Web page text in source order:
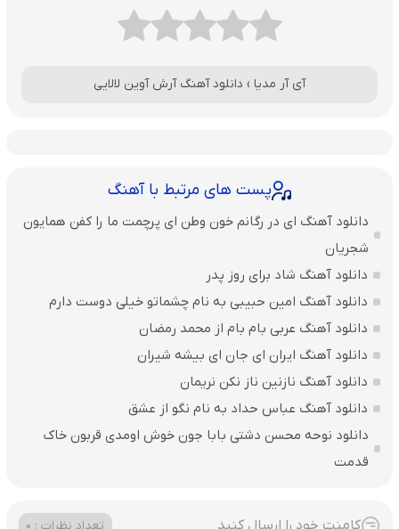
آی آر مدیا › دانلود آهنگ آرش آوین لالایی
پست های مرتبط با آهنگ
دانلود آهنگ ای در رگانم خون وطن ای پرچمت ما را کفن همایون
شجریان
دانلود آهنگ شاد برای روز پدر
دانلود آهنگ امین حبیبی به نام چشماتو خیلی دوست دارم
دانلود آهنگ عربی بام بام از محمد رمضان
دانلود آهنگ ایران ای جان ای بیشه شیران
دانلود آهنگ نازنین ناز نکن نریمان
دانلود آهنگ عباس حداد به نام نگو از عشق
دانلود نوحه محسن دشتی بابا جون خوش اومدی قربون خاک
قدمت
تعداد نظرات : 0